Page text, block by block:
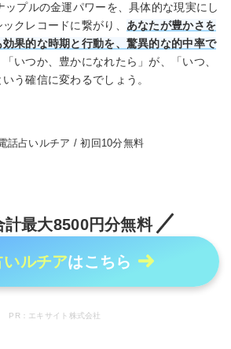
ップルの金運パワーを、具体的な現実にし
クレコードに繋がり、 あなたが豊かさを
果的な時期と行動を、驚異的な的中率で
いつか、豊かになれたら」が、「いつ、
う確信に変わるでしょう。
話占いルチア / 初回10分無料
計最大8500円分無料
いルチアはこちら
PR：エキサイト株式会社